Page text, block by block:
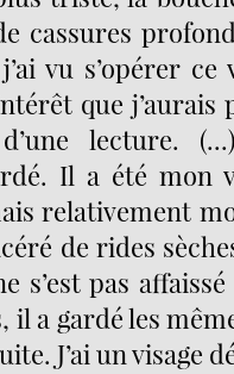
cassures
vu s’opérer
que
lecture.
Il a été mon
relativement
de rides
s’est pas
il a gardé les
J’ai un visage